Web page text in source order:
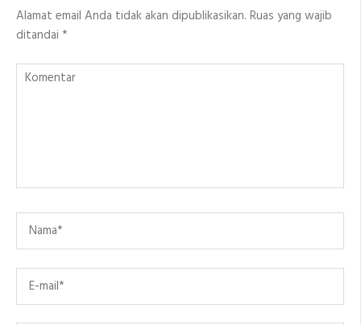
Alamat email Anda tidak akan dipublikasikan. Ruas yang wajib
ditandai *
Komentar
Name
Email